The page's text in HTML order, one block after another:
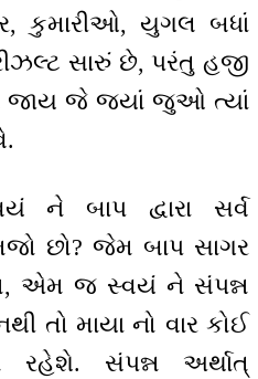
કુમારીઓ, યુગલ બધાં
સારું છે, પરંતુ હજી
જાય જે જ્યાં જુઓ ત્યાં
ને બાપ દ્વારા સર્વ
છો? જેમ બાપ સાગર
એમ જ સ્વયં ને સંપન્ન
તો માયા નો વાર કોઈ
સંપન્ન અર્થાત્